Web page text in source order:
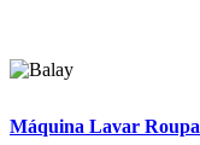
Máquina Lavar